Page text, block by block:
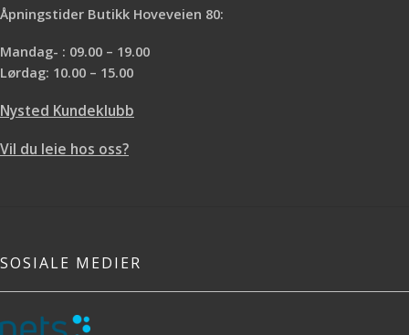
Åpningstider Butikk Hoveveien 80:
Mandag- : 09.00 – 19.00
Lørdag: 10.00 – 15.00
Nysted Kundeklubb
Vil du leie hos oss?
SOSIALE MEDIER